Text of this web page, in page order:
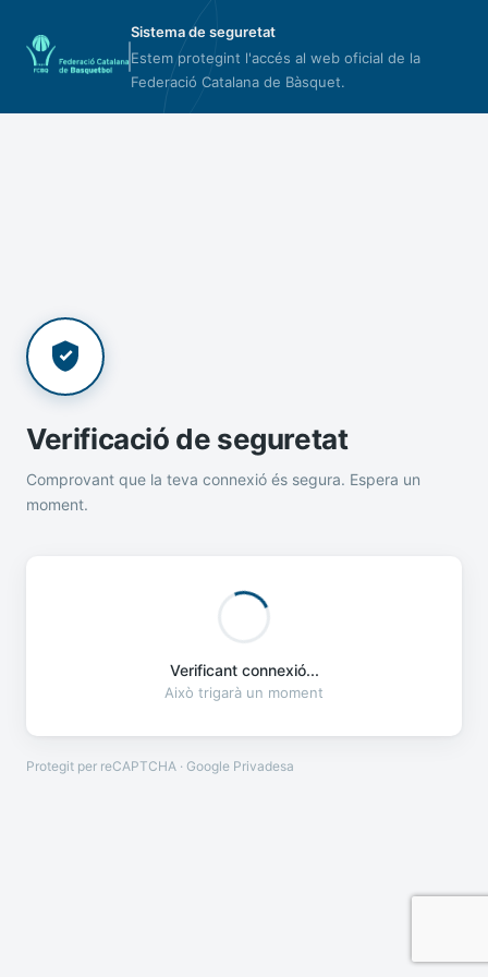
Sistema de seguretat
Estem protegint l'accés al web oficial de la
Federació Catalana de Bàsquet.
Verificació de seguretat
Comprovant que la teva connexió és segura. Espera un
moment.
Verificant connexió...
Això trigarà un moment
Protegit per reCAPTCHA · Google Privadesa